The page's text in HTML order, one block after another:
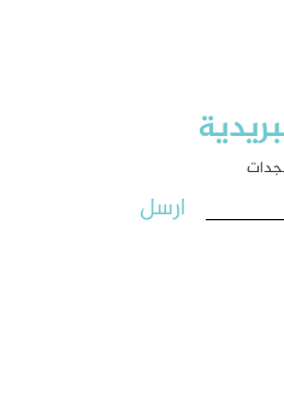
ارسل